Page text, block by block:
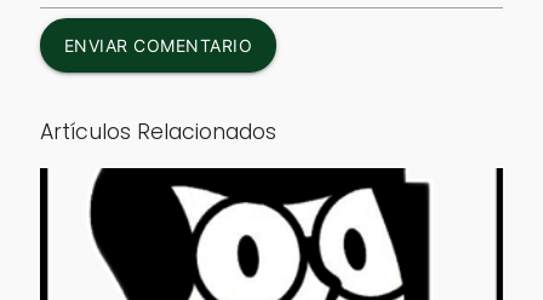
ENVIAR COMENTARIO
Artículos Relacionados